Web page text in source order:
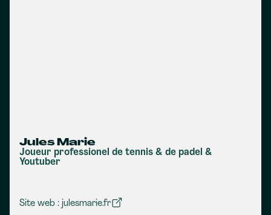
Jules Marie
Joueur professionel de tennis & de padel &
Youtuber
Site web : julesmarie.fr